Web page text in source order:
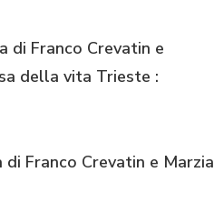
di Franco Crevatin e
della vita Trieste :
Franco Crevatin e Marzia